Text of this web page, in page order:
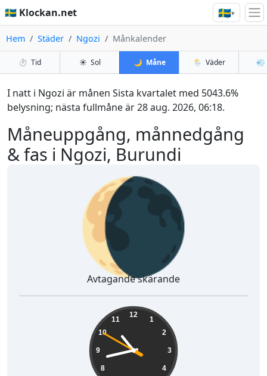
🇸🇪 Klockan.net 🇸🇪▾
Hem Städer Ngozi Månkalender
⏱️ Tid ☀️ Sol 🌙 Måne 🌦️ Väder 💨
Måneuppgång, månnedgång
& fas i Ngozi, Burundi
I natt i Ngozi är månen Sista kvartalet med 5043.6%
belysning; nästa fullmåne är 28 aug. 2026, 06:18.
🌘
Avtagande skärande
12
1
2
3
4
8
9
10
11